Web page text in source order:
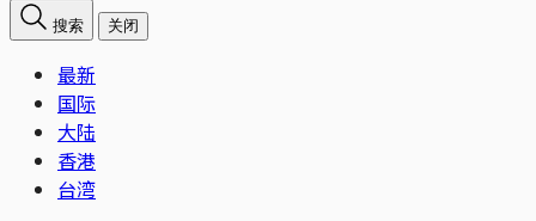
搜索 关闭
最新
国际
大陆
香港
台湾